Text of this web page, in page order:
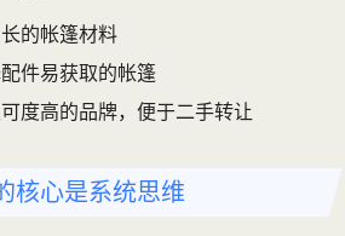
的帐篷材料
件易获取的帐篷
度高的品牌，便于二手转让
核心是系统思维